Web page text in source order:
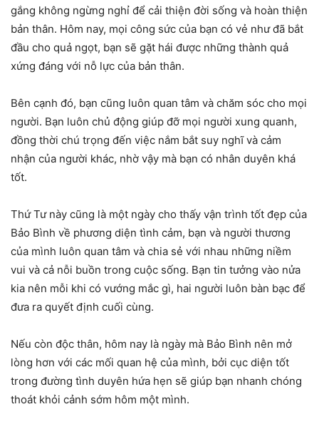
gắng không ngừng nghỉ để cải thiện đời sống và hoàn thiện
bản thân. Hôm nay, mọi công sức của bạn có vẻ như đã bắt
đầu cho quả ngọt, bạn sẽ gặt hái được những thành quả
xứng đáng với nỗ lực của bản thân.
Bên cạnh đó, bạn cũng luôn quan tâm và chăm sóc cho mọi
người. Bạn luôn chủ động giúp đỡ mọi người xung quanh,
đồng thời chú trọng đến việc nắm bắt suy nghĩ và cảm
nhận của người khác, nhờ vậy mà bạn có nhân duyên khá
tốt.
Thứ Tư này cũng là một ngày cho thấy vận trình tốt đẹp của
Bảo Bình về phương diện tình cảm, bạn và người thương
của mình luôn quan tâm và chia sẻ với nhau những niềm
vui và cả nỗi buồn trong cuộc sống. Bạn tin tưởng vào nửa
kia nên mỗi khi có vướng mắc gì, hai người luôn bàn bạc để
đưa ra quyết định cuối cùng.
Nếu còn độc thân, hôm nay là ngày mà Bảo Bình nên mở
lòng hơn với các mối quan hệ của mình, bởi cục diện tốt
trong đường tình duyên hứa hẹn sẽ giúp bạn nhanh chóng
thoát khỏi cảnh sớm hôm một mình.